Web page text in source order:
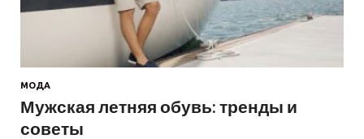
МОДА
Мужская летняя обувь: тренды и
советы